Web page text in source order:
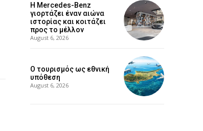
Η Mercedes-Benz
γιορτάζει έναν αιώνα
ιστορίας και κοιτάζει
προς το μέλλον
August 6, 2026
Ο τουρισμός ως εθνική
υπόθεση
August 6, 2026